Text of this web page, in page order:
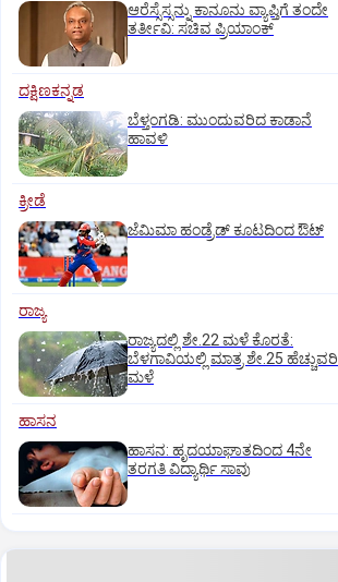
ಆರೆಸ್ಸೆಸ್ಸನ್ನು ಕಾನೂನು ವ್ಯಾಪ್ತಿಗೆ ತಂದೇ
ತರ್ತೀವಿ: ಸಚಿವ ಪ್ರಿಯಾಂಕ್‌
ದಕ್ಷಿಣಕನ್ನಡ
ಬೆಳ್ತಂಗಡಿ: ಮುಂದುವರಿದ ಕಾಡಾನೆ
ಹಾವಳಿ
ಕ್ರೀಡೆ
ಜೆಮಿಮಾ ಹಂಡ್ರೆಡ್‌ ಕೂಟದಿಂದ ಔಟ್‌
ರಾಜ್ಯ
ರಾಜ್ಯದಲ್ಲಿ ಶೇ.22 ಮಳೆ ಕೊರತೆ:
ಬೆಳಗಾವಿಯಲ್ಲಿ ಮಾತ್ರ ಶೇ.25 ಹೆಚ್ಚುವರಿ
ಮಳೆ
ಹಾಸನ
ಹಾಸನ: ಹೃದಯಾಘಾತದಿಂದ 4ನೇ
ತರಗತಿ ವಿದ್ಯಾರ್ಥಿ ಸಾವು